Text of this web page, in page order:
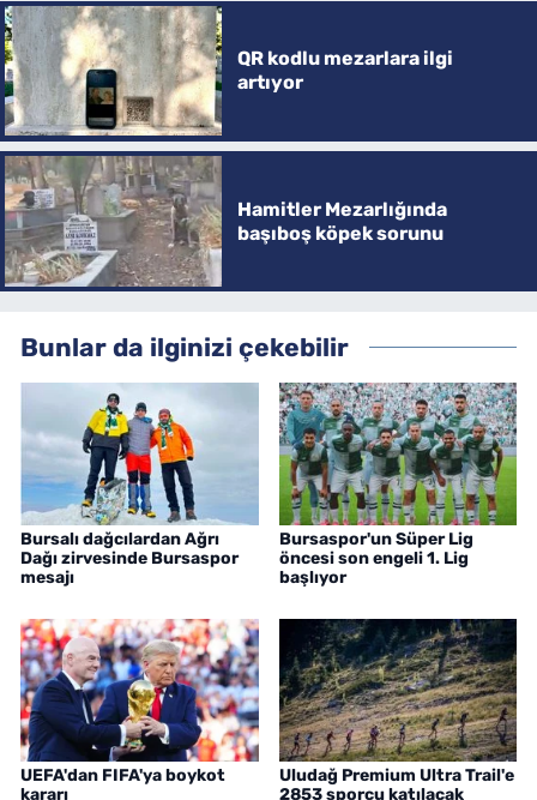
QR kodlu mezarlara ilgi
artıyor
Hamitler Mezarlığında
başıboş köpek sorunu
Bunlar da ilginizi çekebilir
Bursalı dağcılardan Ağrı
Dağı zirvesinde Bursaspor
mesajı
Bursaspor'un Süper Lig
öncesi son engeli 1. Lig
başlıyor
UEFA'dan FIFA'ya boykot
kararı
Uludağ Premium Ultra Trail'e
2853 sporcu katılacak